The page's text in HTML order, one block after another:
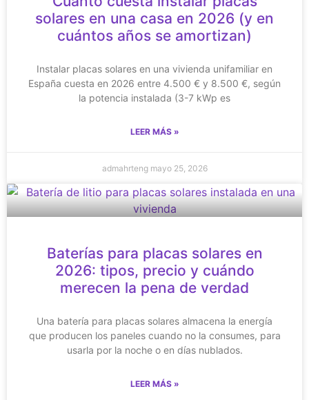
solares en una casa en 2026 (y en
cuántos años se amortizan)
Instalar placas solares en una vivienda unifamiliar en
España cuesta en 2026 entre 4.500 € y 8.500 €, según
la potencia instalada (3-7 kWp es
LEER MÁS »
admahrteng mayo 25, 2026
Baterías para placas solares en
2026: tipos, precio y cuándo
merecen la pena de verdad
Una batería para placas solares almacena la energía
que producen los paneles cuando no la consumes, para
usarla por la noche o en días nublados.
LEER MÁS »